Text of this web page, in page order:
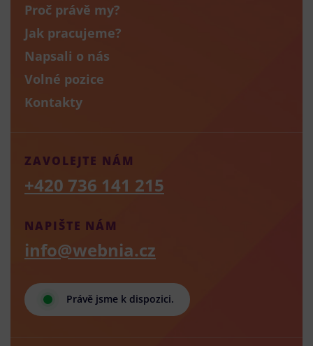
Proč právě my?
Jak pracujeme?
Napsali o nás
Volné pozice
Kontakty
Právě jsme k dispozici.
NAPIŠTE NÁM
info@webnia.cz
ZAVOLEJTE NÁM
+420 736 141 215